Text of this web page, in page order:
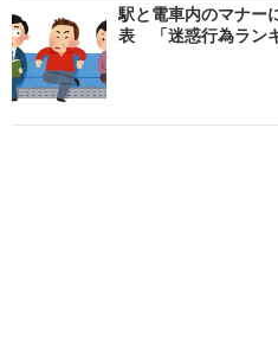
駅と電車内のマナー
表 「迷惑行為ラン